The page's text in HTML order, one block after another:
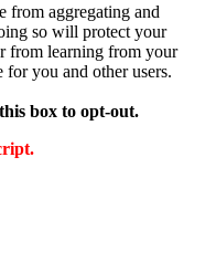
from aggregating and
so will protect your
from learning from your
for you and other users.
box to opt-out.